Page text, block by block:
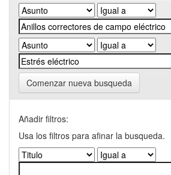
Comenzar nueva busqueda
Añadir filtros:
Usa los filtros para afinar la busqueda.